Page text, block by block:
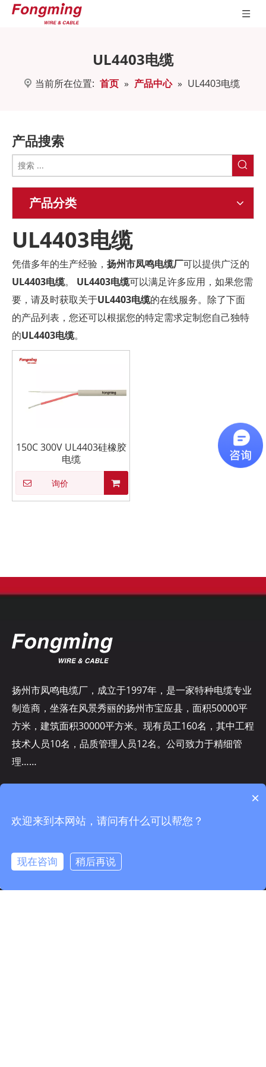
UL4403电缆
当前所在位置: 首页 » 产品中心 » UL4403电缆
产品搜索
产品分类
UL4403电缆
凭借多年的生产经验， 扬州市凤鸣电缆厂可以提供广泛的
UL4403电缆。 UL4403电缆可以满足许多应用，如果您需
要，请及时获取关于UL4403电缆的在线服务。除了下面
的产品列表，您还可以根据您的特定需求定制您自己独特
的UL4403电缆。
150C 300V UL4403硅橡胶
电缆
询价
扬州市凤鸣电缆厂，成立于1997年，是一家特种电缆专业
制造商，坐落在风景秀丽的扬州市宝应县，面积50000平
方米，建筑面积30000平方米。现有员工160名，其中工程
技术人员10名，品质管理人员12名。公司致力于精细管
理……
快速链接
15358868788
info@fmcable.com
凤鸣公众号
产品分类
×
欢迎来到本网站，请问有什么可以帮您？
现在咨询 稍后再说